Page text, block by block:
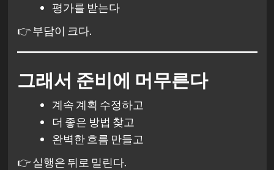
평가를 받는다
👉 부담이 크다.
그래서 준비에 머무른다
계속 계획 수정하고
더 좋은 방법 찾고
완벽한 흐름 만들고
👉 실행은 뒤로 밀린다.